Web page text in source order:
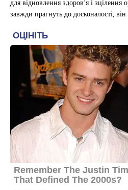
завжди прагнуть до досконалості,